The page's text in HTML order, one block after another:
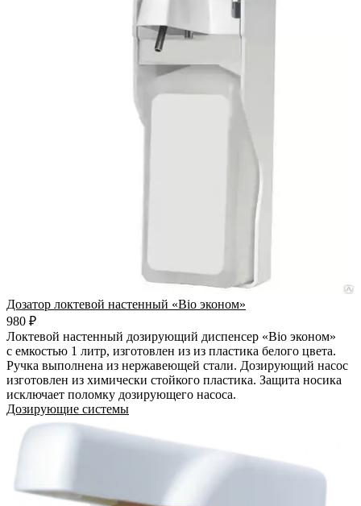
Дозатор локтевой настенный «Bio эконом»
980 ₽
Локтевой настенный дозирующий диспенсер «Bio эконом»
с емкостью 1 литр, изготовлен из из пластика белого цвета.
Ручка выполнена из нержавеющей стали. Дозирующий насос
изготовлен из химически стойкого пластика. Защита носика
исключает поломку дозирующего насоса.
Дозирующие системы